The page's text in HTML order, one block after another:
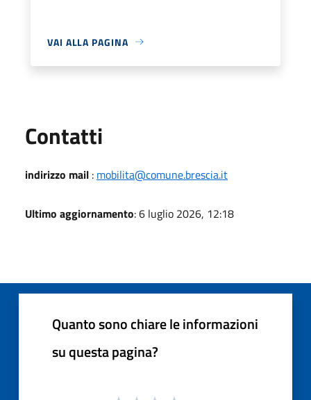
VAI ALLA PAGINA
Contatti
indirizzo mail : mobilita@comune.brescia.it
Ultimo aggiornamento: 6 luglio 2026, 12:18
Quanto sono chiare le informazioni
su questa pagina?